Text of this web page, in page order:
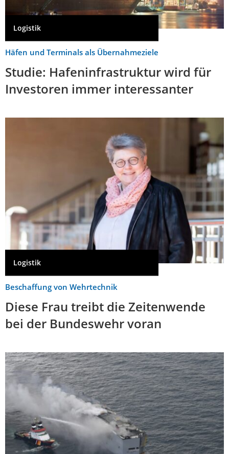
Logistik
Häfen und Terminals als Übernahmeziele
Studie: Hafeninfrastruktur wird für
Investoren immer interessanter
Logistik
Beschaffung von Wehrtechnik
Diese Frau treibt die Zeitenwende
bei der Bundeswehr voran